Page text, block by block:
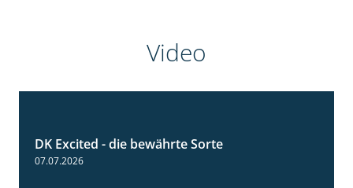
Video
DK Excited - die bewährte Sorte
07.07.2026